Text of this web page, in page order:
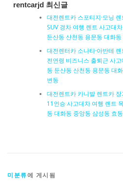
rentcarjd 최신글
대전렌트카 스포티지·모닝
SUV 경차 여행 렌트 사고대
둔산동 산천동 용문동 대화
대전렌터카 소나타·아반테
전연령 비즈니스 출퇴근 사
동 둔산동 산천동 용문동 대
변동
대전렌트카 카니발 렌트카
11인승 사고대차 여행 렌트
동 대화동 중앙동 삼성동 효
미분류에 게시됨